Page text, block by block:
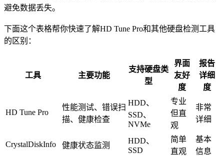
避免数据丢失。
下面这个表格帮你快速了解HD Tune Pro和其他硬盘检测工具
的区别：
工具 主要功能
支持硬盘类
型
界面
友好
度
报告
详细
度
HD Tune Pro
性能测试、错误扫
描、健康检查
HDD、
SSD、
NVMe
专业
但直
观
非常
详细
CrystalDiskInfo 健康状态监测
HDD、
SSD
简单
直观
基本
信息